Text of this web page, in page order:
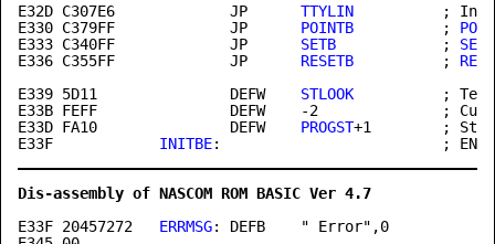
E32D C307E6             JP TTYLIN
;
E330 C379FF             JP POINTB
          ;
E333 C340FF             JP SETB
            ;
SET
E336 C355FF             JP RESETB
          ;
E339 5D11               DEFW STLOOK
;
E33B FEFF               DEFW    -2              ;
E33D FA10               DEFW PROGST
E33F
INITBE
Dis-assembly of NASCOM ROM BASIC Ver
E33F 20457272 ERRMSG: DEFB    " Error",0